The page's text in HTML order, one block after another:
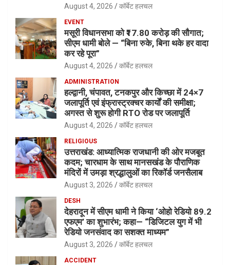
August 4, 2026 कॉर्बेट हलचल
EVENT
मसूरी विधानसभा को ₹17.80 करोड़ की सौगात;
सीएम धामी बोले — “बिना रुके, बिना थके हर वादा
कर रहे पूरा”
August 4, 2026 कॉर्बेट हलचल
ADMINISTRATION
हल्द्वानी, चंपावत, टनकपुर और किच्छा में 24×7
जलापूर्ति एवं इंफ्रास्ट्रक्चर कार्यों की समीक्षा;
अगस्त से शुरू होगी RTO रोड पर जलापूर्ति
August 4, 2026 कॉर्बेट हलचल
RELIGIOUS
उत्तराखंड: आध्यात्मिक राजधानी की ओर मजबूत
कदम; चारधाम के साथ मानसखंड के पौराणिक
मंदिरों में उमड़ा श्रद्धालुओं का रिकॉर्ड जनसैलाब
August 3, 2026 कॉर्बेट हलचल
DESH
देहरादून में सीएम धामी ने किया ‘ओहो रेडियो 89.2
एफएम’ का शुभारंभ; कहा— “डिजिटल युग में भी
रेडियो जनसंवाद का सशक्त माध्यम”
August 3, 2026 कॉर्बेट हलचल
ACCIDENT